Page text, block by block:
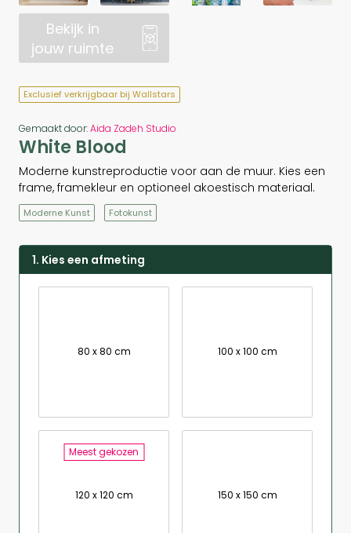
Bekijk in
jouw ruimte
Exclusief verkrijgbaar bij Wallstars
Gemaakt door:Aida Zadeh Studio
White Blood
Moderne kunstreproductie voor aan de muur. Kies een
frame, framekleur en optioneel akoestisch materiaal.
Moderne Kunst Fotokunst
1. Kies een afmeting
80 x 80 cm 100 x 100 cm
Meest gekozen
120 x 120 cm 150 x 150 cm